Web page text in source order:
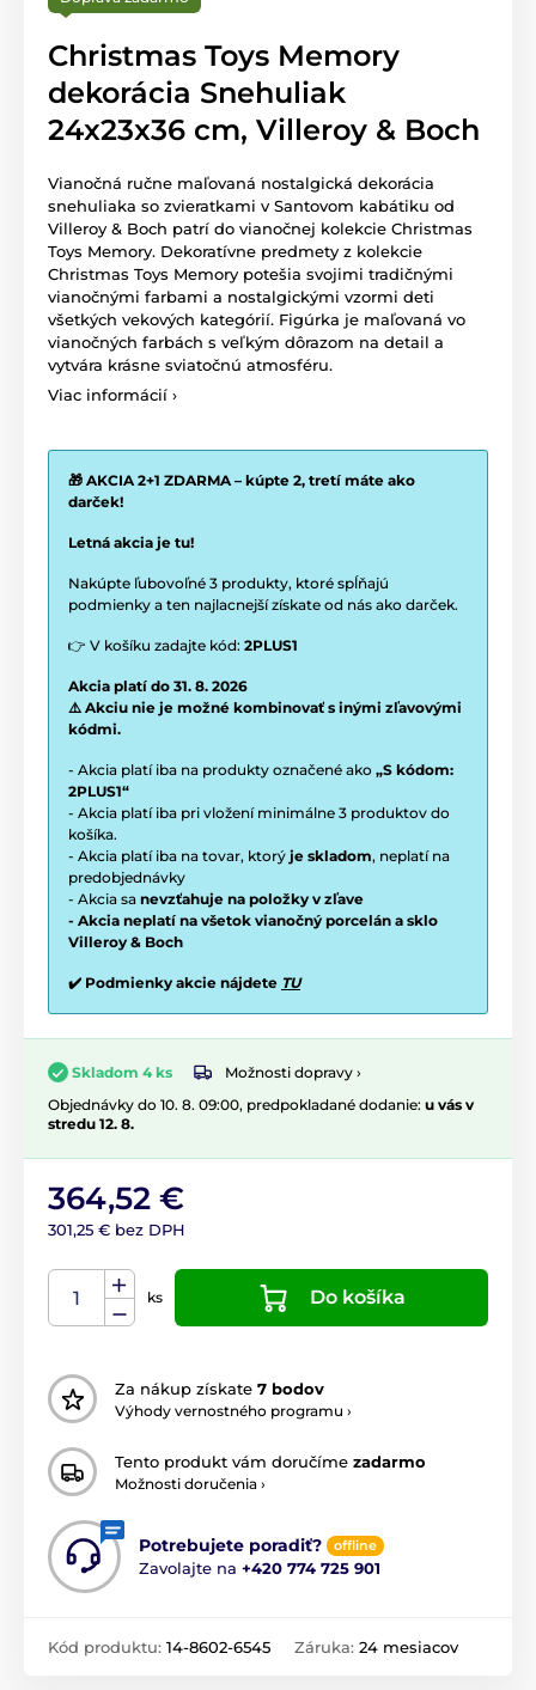
Christmas Toys Memory
dekorácia Snehuliak
24x23x36 cm, Villeroy & Boch
Vianočná ručne maľovaná nostalgická dekorácia
snehuliaka so zvieratkami v Santovom kabátiku od
Villeroy & Boch patrí do vianočnej kolekcie Christmas
Toys Memory. Dekoratívne predmety z kolekcie
Christmas Toys Memory potešia svojimi tradičnými
vianočnými farbami a nostalgickými vzormi deti
všetkých vekových kategórií. Figúrka je maľovaná vo
vianočných farbách s veľkým dôrazom na detail a
vytvára krásne sviatočnú atmosféru.
Viac informácií ›
🎁 AKCIA 2+1 ZDARMA – kúpte 2, tretí máte ako
darček!
Letná akcia je tu!
Nakúpte ľubovoľné 3 produkty, ktoré spĺňajú
podmienky a ten najlacnejší získate od nás ako darček.
👉 V košíku zadajte kód: 2PLUS1
Akcia platí do 31. 8. 2026
⚠️ Akciu nie je možné kombinovať s inými zľavovými
kódmi.
- Akcia platí iba na produkty označené ako „S kódom:
2PLUS1“
- Akcia platí iba pri vložení minimálne 3 produktov do
košíka.
- Akcia platí iba na tovar, ktorý je skladom, neplatí na
predobjednávky
- Akcia sa nevzťahuje na položky v zľave
- Akcia neplatí na všetok vianočný porcelán a sklo
Villeroy & Boch
✔️ Podmienky akcie nájdete TU
Skladom 4 ks
Možnosti dopravy ›
Objednávky do 10. 8. 09:00, predpokladané dodanie: u vás v
stredu 12. 8.
364,52 €
301,25 € bez DPH
ks Do košíka
Za nákup získate 7 bodov
Výhody vernostného programu ›
Tento produkt vám doručíme zadarmo
Možnosti doručenia ›
Potrebujete poradiť? offline
Zavolajte na +420 774 725 901
Kód produktu: 14-8602-6545 Záruka: 24 mesiacov